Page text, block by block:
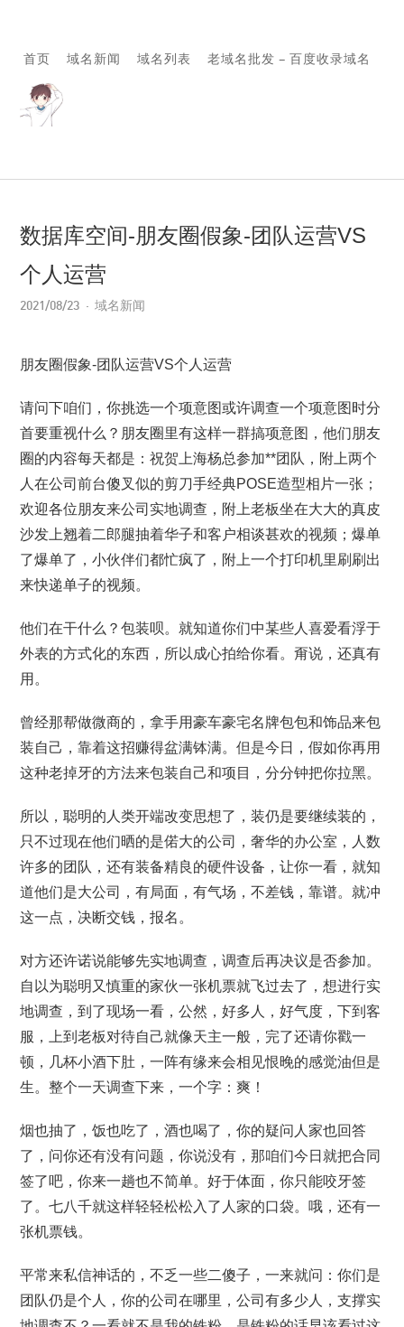
首页 域名新闻 域名列表 老域名批发 – 百度收录域名
数据库空间-朋友圈假象-团队运营VS
个人运营
2021/08/23 域名新闻
朋友圈假象-团队运营VS个人运营
请问下咱们，你挑选一个项意图或许调查一个项意图时分
首要重视什么？朋友圈里有这样一群搞项意图，他们朋友
圈的内容每天都是：祝贺上海杨总参加**团队，附上两个
人在公司前台傻叉似的剪刀手经典POSE造型相片一张；
欢迎各位朋友来公司实地调查，附上老板坐在大大的真皮
沙发上翘着二郎腿抽着华子和客户相谈甚欢的视频；爆单
了爆单了，小伙伴们都忙疯了，附上一个打印机里刷刷出
来快递单子的视频。
他们在干什么？包装呗。就知道你们中某些人喜爱看浮于
外表的方式化的东西，所以成心拍给你看。甭说，还真有
用。
曾经那帮做微商的，拿手用豪车豪宅名牌包包和饰品来包
装自己，靠着这招赚得盆满钵满。但是今日，假如你再用
这种老掉牙的方法来包装自己和项目，分分钟把你拉黑。
所以，聪明的人类开端改变思想了，装仍是要继续装的，
只不过现在他们晒的是偌大的公司，奢华的办公室，人数
许多的团队，还有装备精良的硬件设备，让你一看，就知
道他们是大公司，有局面，有气场，不差钱，靠谱。就冲
这一点，决断交钱，报名。
对方还许诺说能够先实地调查，调查后再决议是否参加。
自以为聪明又慎重的家伙一张机票就飞过去了，想进行实
地调查，到了现场一看，公然，好多人，好气度，下到客
服，上到老板对待自己就像天主一般，完了还请你戳一
顿，几杯小酒下肚，一阵有缘来会相见恨晚的感觉油但是
生。整个一天调查下来，一个字：爽！
烟也抽了，饭也吃了，酒也喝了，你的疑问人家也回答
了，问你还有没有问题，你说没有，那咱们今日就把合同
签了吧，你来一趟也不简单。好于体面，你只能咬牙签
了。七八千就这样轻轻松松入了人家的口袋。哦，还有一
张机票钱。
平常来私信神话的，不乏一些二傻子，一来就问：你们是
团队仍是个人，你的公司在哪里，公司有多少人，支撑实